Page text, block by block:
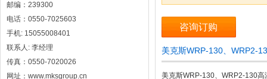
邮编：239300
电话：0550-7025603
手机: 15055008401
联系人: 李经理
传真：0550-7020026
网址：www.mksgroup.cn
咨询订购
美克斯WRP-130、WRP2-
美克斯WRP-130、WRP2-130